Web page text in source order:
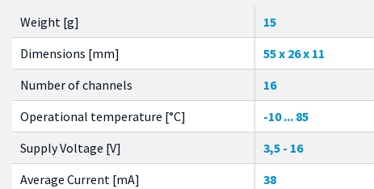
Weight [g]
15
Dimensions [mm]
55 x 26 x 11
Number of channels
16
Operational temperature [°C]
-10 ... 85
Supply Voltage [V]
3,5 - 16
Average Current [mA]
38